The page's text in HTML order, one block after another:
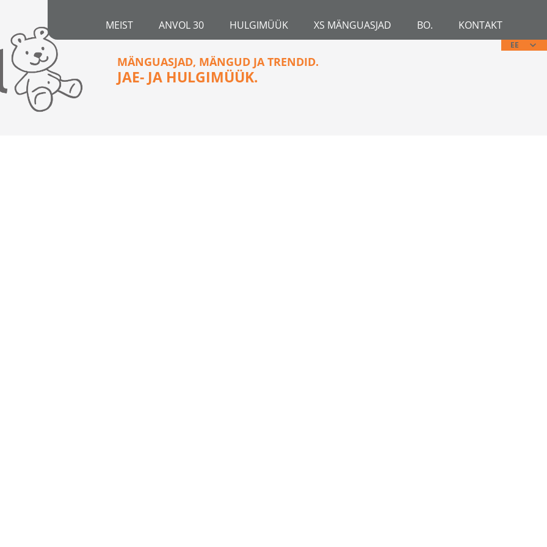
MEIST ANVOL 30 HULGIMÜÜK XS MÄNGUASJAD BO. KONTAKT
EE
MÄNGUASJAD, MÄNGUD JA TRENDID.
JAE- JA HULGIMÜÜK.